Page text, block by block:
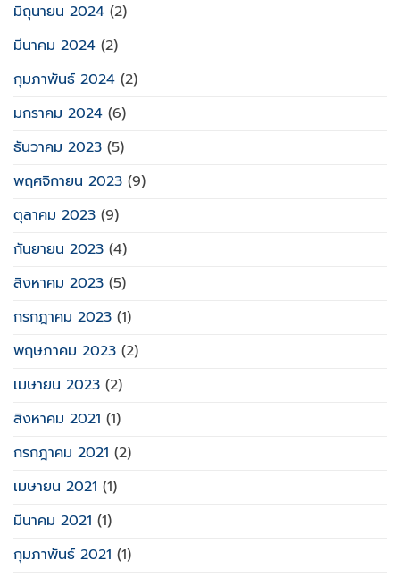
มิถุนายน 2024 (2)
มีนาคม 2024 (2)
กุมภาพันธ์ 2024 (2)
มกราคม 2024 (6)
ธันวาคม 2023 (5)
พฤศจิกายน 2023 (9)
ตุลาคม 2023 (9)
กันยายน 2023 (4)
สิงหาคม 2023 (5)
กรกฎาคม 2023 (1)
พฤษภาคม 2023 (2)
เมษายน 2023 (2)
สิงหาคม 2021 (1)
กรกฎาคม 2021 (2)
เมษายน 2021 (1)
มีนาคม 2021 (1)
กุมภาพันธ์ 2021 (1)